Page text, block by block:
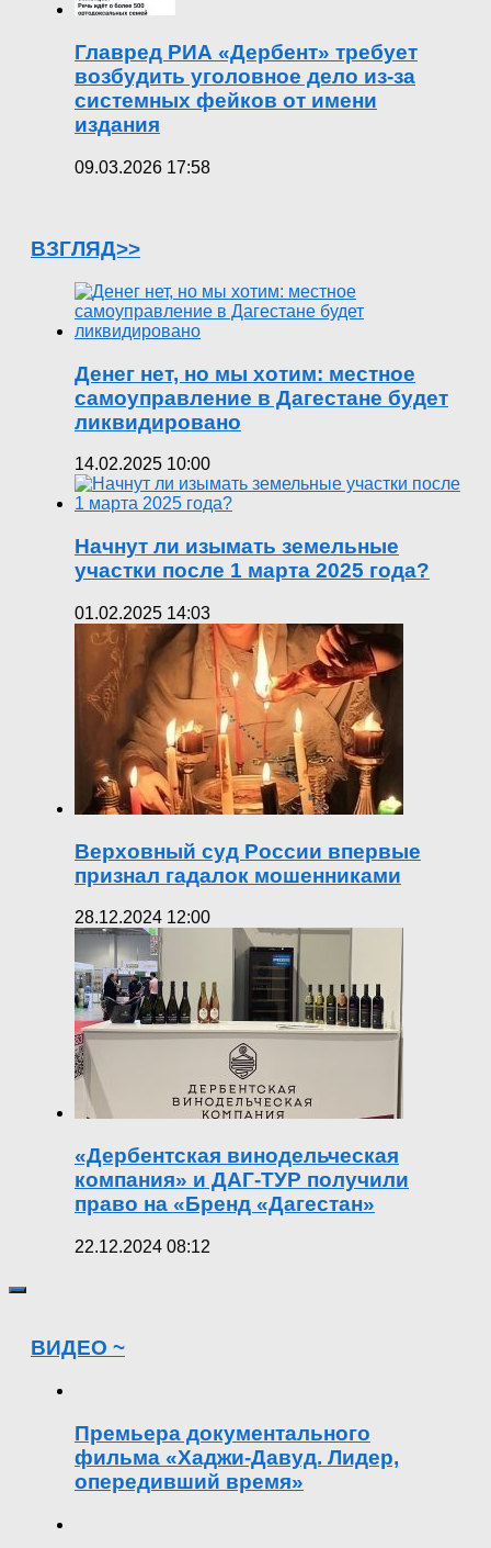
Главред РИА «Дербент» требует
возбудить уголовное дело из-за
системных фейков от имени
издания
09.03.2026 17:58
ВЗГЛЯД>>
Денег нет, но мы хотим: местное
самоуправление в Дагестане будет
ликвидировано
14.02.2025 10:00
Начнут ли изымать земельные
участки после 1 марта 2025 года?
01.02.2025 14:03
Верховный суд России впервые
признал гадалок мошенниками
28.12.2024 12:00
«Дербентская винодельческая
компания» и ДАГ-ТУР получили
право на «Бренд «Дагестан»
22.12.2024 08:12
ВИДЕО ~
Премьера документального
фильма «Хаджи-Давуд. Лидер,
опередивший время»